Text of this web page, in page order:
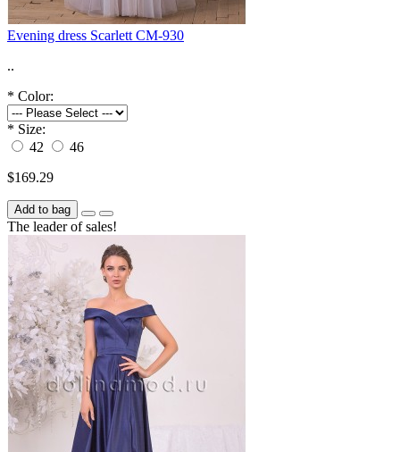
Evening dress Scarlett CM-930
..
* Color:
* Size:
42
46
$169.29
Add to bag
The leader of sales!